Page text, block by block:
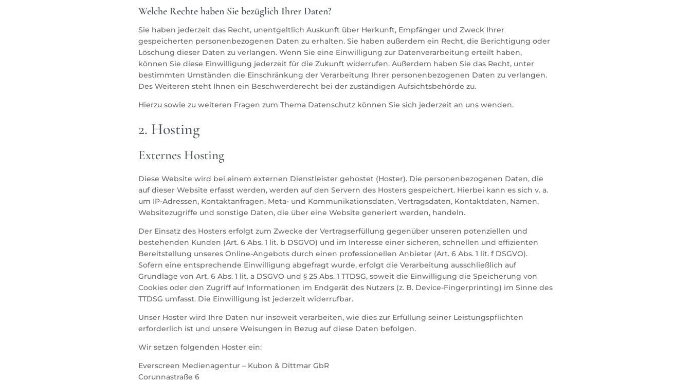
Welche Rechte haben Sie bezüglich Ihrer Daten?
Sie haben jederzeit das Recht, unentgeltlich Auskunft über Herkunft, Empfänger und Zweck Ihrer
gespeicherten personenbezogenen Daten zu erhalten. Sie haben außerdem ein Recht, die Berichtigung oder
Löschung dieser Daten zu verlangen. Wenn Sie eine Einwilligung zur Datenverarbeitung erteilt haben,
können Sie diese Einwilligung jederzeit für die Zukunft widerrufen. Außerdem haben Sie das Recht, unter
bestimmten Umständen die Einschränkung der Verarbeitung Ihrer personenbezogenen Daten zu verlangen.
Des Weiteren steht Ihnen ein Beschwerderecht bei der zuständigen Aufsichtsbehörde zu.
Hierzu sowie zu weiteren Fragen zum Thema Datenschutz können Sie sich jederzeit an uns wenden.
2. Hosting
Externes Hosting
Diese Website wird bei einem externen Dienstleister gehostet (Hoster). Die personenbezogenen Daten, die
auf dieser Website erfasst werden, werden auf den Servern des Hosters gespeichert. Hierbei kann es sich v. a.
um IP-Adressen, Kontaktanfragen, Meta- und Kommunikationsdaten, Vertragsdaten, Kontaktdaten, Namen,
Websitezugriffe und sonstige Daten, die über eine Website generiert werden, handeln.
Der Einsatz des Hosters erfolgt zum Zwecke der Vertragserfüllung gegenüber unseren potenziellen und
bestehenden Kunden (Art. 6 Abs. 1 lit. b DSGVO) und im Interesse einer sicheren, schnellen und effizienten
Bereitstellung unseres Online-Angebots durch einen professionellen Anbieter (Art. 6 Abs. 1 lit. f DSGVO).
Sofern eine entsprechende Einwilligung abgefragt wurde, erfolgt die Verarbeitung ausschließlich auf
Grundlage von Art. 6 Abs. 1 lit. a DSGVO und § 25 Abs. 1 TTDSG, soweit die Einwilligung die Speicherung von
Cookies oder den Zugriff auf Informationen im Endgerät des Nutzers (z. B. Device-Fingerprinting) im Sinne des
TTDSG umfasst. Die Einwilligung ist jederzeit widerrufbar.
Unser Hoster wird Ihre Daten nur insoweit verarbeiten, wie dies zur Erfüllung seiner Leistungspflichten
erforderlich ist und unsere Weisungen in Bezug auf diese Daten befolgen.
Wir setzen folgenden Hoster ein:
Everscreen Medienagentur – Kubon & Dittmar GbR
Corunnastraße 6